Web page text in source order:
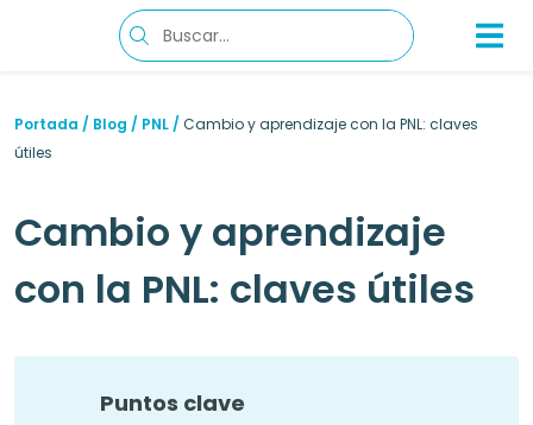
Portada / Blog / PNL / Cambio y aprendizaje con la PNL: claves
útiles
Cambio y aprendizaje
con la PNL: claves útiles
Puntos clave